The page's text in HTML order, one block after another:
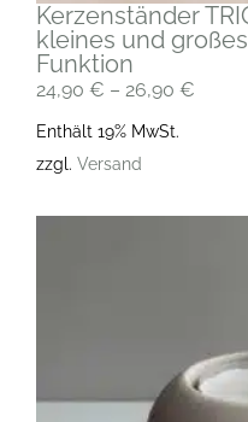
Kerzenständer
kleines und
Funktion
24,90 € – 26,90 €
Enthält 19% MwSt.
zzgl. Versand